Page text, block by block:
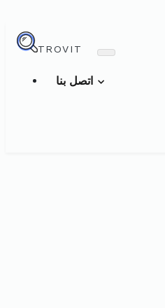
TROVIT